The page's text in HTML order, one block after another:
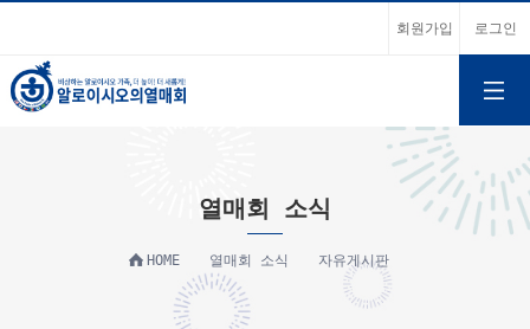
회원가입 로그인
열매회 소식
HOME 열매회 소식 자유게시판